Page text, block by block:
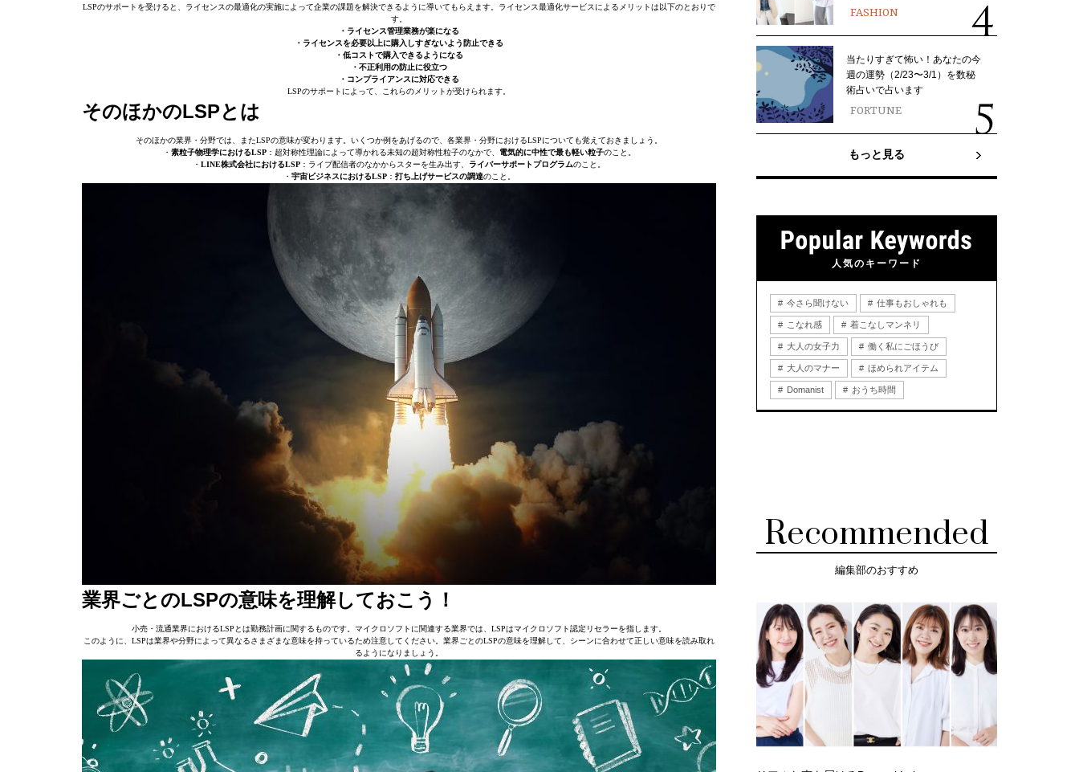
LSPのサポートを受けると、ライセンスの最適化の実施によって企業の課題を解決できるように導いてもらえます。ライセンス最適化サービスによるメリットは以下のとおりで
す。
・ライセンス管理業務が楽になる
・ライセンスを必要以上に購入しすぎないよう防止できる
・低コストで購入できるようになる
・不正利用の防止に役立つ
・コンプライアンスに対応できる
LSPのサポートによって、これらのメリットが受けられます。
そのほかのLSPとは
そのほかの業界・分野では、またLSPの意味が変わります。いくつか例をあげるので、各業界・分野におけるLSPについても覚えておきましょう。
・ 素粒子物理学におけるLSP：超対称性理論によって導かれる未知の超対称性粒子のなかで、 電気的に中性で最も軽い粒子のこと。
・ LINE株式会社におけるLSP ：ライブ配信者のなかからスターを生み出す、 ライバーサポートプログラムのこと。
・ 宇宙ビジネスにおけるLSP： 打ち上げサービスの調達のこと。
業界ごとのLSPの意味を理解しておこう！
小売・流通業界におけるLSPとは勤務計画に関するものです。マイクロソフトに関連する業界では、LSPはマイクロソフト認定リセラーを指します。
このように、LSPは業界や分野によって異なるさまざまな意味を持っているため注意してください。業界ごとのLSPの意味を理解して、シーンに合わせて正しい意味を読み取れ
るようになりましょう。
FASHION
当たりすぎて怖い！あなたの今
週の運勢（2/23〜3/1）を数秘
術占いで占います
FORTUNE
もっと見る
人気のキーワード
今さら聞けない 仕事もおしゃれも
こなれ感 着こなしマンネリ
大人の女子力 働く私にごほうび
大人のマナー ほめられアイテム
Domanist おうち時間
Recommended
編集部のおすすめ